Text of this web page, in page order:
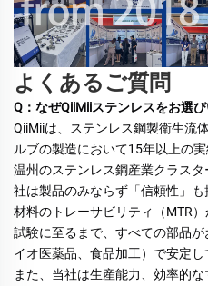
よくあるご質問
Q：なぜQiiMiiステンレスをお選
QiiMiiは、ステンレス鋼製衛生流
ルブの製造において15年以上の
温州のステンレス鋼産業クラス
社は製品のみならず「信頼性」
材料のトレーサビリティ（MTR
試験に至るまで、すべての部品
イオ医薬品、食品加工）で安定
また、当社は生産能力、効率的